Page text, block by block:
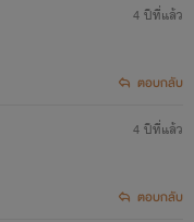
4 ปีที่แล้ว
ตอบกลับ
4 ปีที่แล้ว
ตอบกลับ